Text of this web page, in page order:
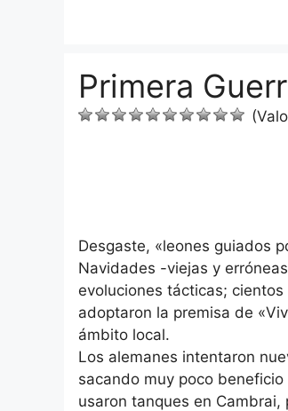
Primera
Desgaste, «leones guiados
Navidades -viejas y
evoluciones tácticas;
adoptaron la premisa de
ámbito local.
Los alemanes intentaron
sacando muy poco
usaron tanques en